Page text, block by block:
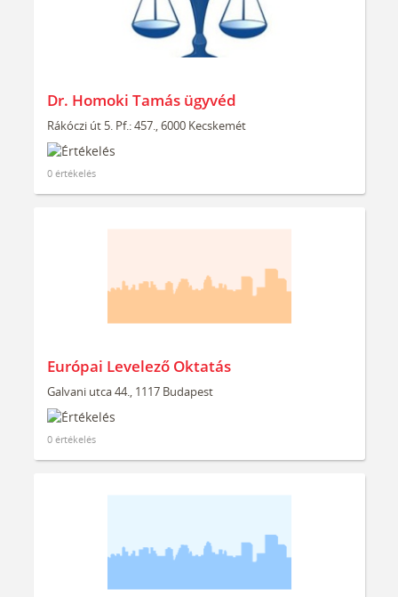
Dr. Homoki Tamás ügyvéd
Rákóczi út 5. Pf.: 457., 6000 Kecskemét
0 értékelés
Európai Levelező Oktatás
Galvani utca 44., 1117 Budapest
0 értékelés